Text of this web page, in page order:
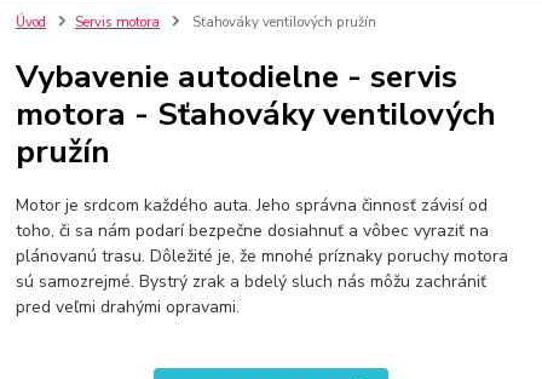
Úvod Servis motora Sťahováky ventilových pružín
Vybavenie autodielne - servis
motora - Sťahováky ventilových
pružín
Motor je srdcom každého auta. Jeho správna činnosť závisí od
toho, či sa nám podarí bezpečne dosiahnuť a vôbec vyraziť na
plánovanú trasu. Dôležité je, že mnohé príznaky poruchy motora
sú samozrejmé. Bystrý zrak a bdelý sluch nás môžu zachrániť
pred veľmi drahými opravami.